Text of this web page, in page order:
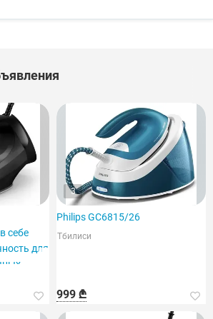
себе
для
3
Philips GC6815/26
Тбилиси
999 ₾